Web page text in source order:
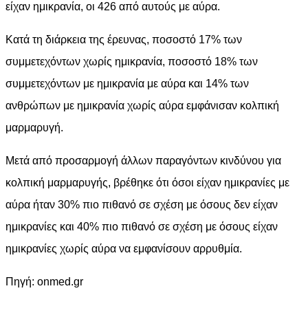
είχαν ημικρανία, οι 426 από αυτούς με αύρα.
Κατά τη διάρκεια της έρευνας, ποσοστό 17% των
συμμετεχόντων χωρίς ημικρανία, ποσοστό 18% των
συμμετεχόντων με ημικρανία με αύρα και 14% των
ανθρώπων με ημικρανία χωρίς αύρα εμφάνισαν κολπική
μαρμαρυγή.
Μετά από προσαρμογή άλλων παραγόντων κινδύνου για
κολπική μαρμαρυγής, βρέθηκε ότι όσοι είχαν ημικρανίες με
αύρα ήταν 30% πιο πιθανό σε σχέση με όσους δεν είχαν
ημικρανίες και 40% πιο πιθανό σε σχέση με όσους είχαν
ημικρανίες χωρίς αύρα να εμφανίσουν αρρυθμία.
Πηγή: onmed.gr